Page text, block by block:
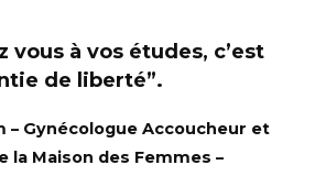
vous à vos études, c’est
de liberté”.
– Gynécologue Accoucheur et
la Maison des Femmes –